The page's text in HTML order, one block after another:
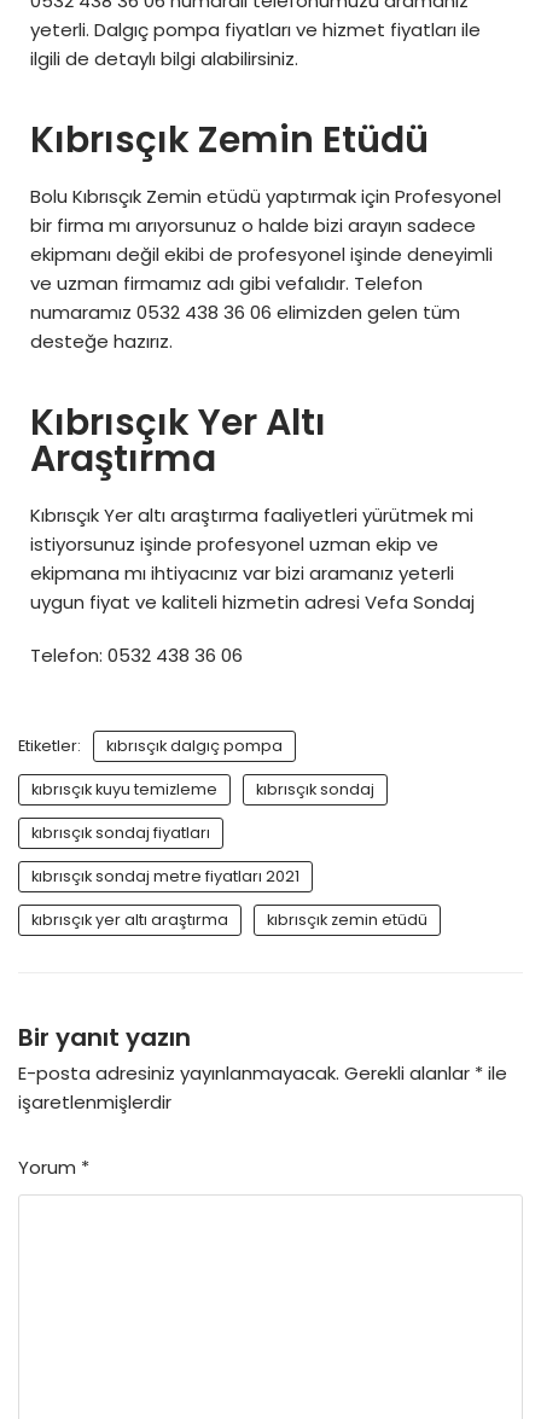
yeterli. Dalgıç pompa fiyatları ve hizmet fiyatları ile
ilgili de detaylı bilgi alabilirsiniz.
Kıbrısçık Zemin Etüdü
Bolu Kıbrısçık Zemin etüdü yaptırmak için Profesyonel
bir firma mı arıyorsunuz o halde bizi arayın sadece
ekipmanı değil ekibi de profesyonel işinde deneyimli
ve uzman firmamız adı gibi vefalıdır. Telefon
numaramız 0532 438 36 06 elimizden gelen tüm
desteğe hazırız.
Kıbrısçık Yer Altı
Araştırma
Kıbrısçık Yer altı araştırma faaliyetleri yürütmek mi
istiyorsunuz işinde profesyonel uzman ekip ve
ekipmana mı ihtiyacınız var bizi aramanız yeterli
uygun fiyat ve kaliteli hizmetin adresi Vefa Sondaj
Telefon: 0532 438 36 06
Etiketler: kıbrısçık dalgıç pompa
kıbrısçık kuyu temizleme kıbrısçık sondaj
kıbrısçık sondaj fiyatları
kıbrısçık sondaj metre fiyatları 2021
kıbrısçık yer altı araştırma kıbrısçık zemin etüdü
Bir yanıt yazın
E-posta adresiniz yayınlanmayacak. Gerekli alanlar *ile
işaretlenmişlerdir
Yorum *